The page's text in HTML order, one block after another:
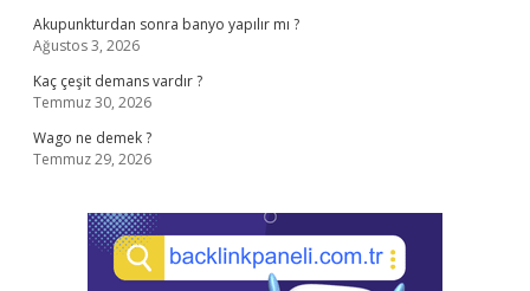
Akupunkturdan sonra banyo yapılır mı ?
Ağustos 3, 2026
Kaç çeşit demans vardır ?
Temmuz 30, 2026
Wago ne demek ?
Temmuz 29, 2026